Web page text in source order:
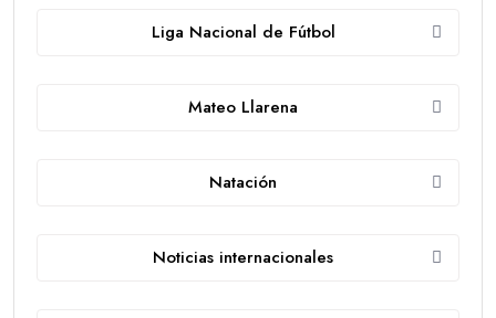
Liga Nacional de Fútbol
Mateo Llarena
Natación
Noticias internacionales